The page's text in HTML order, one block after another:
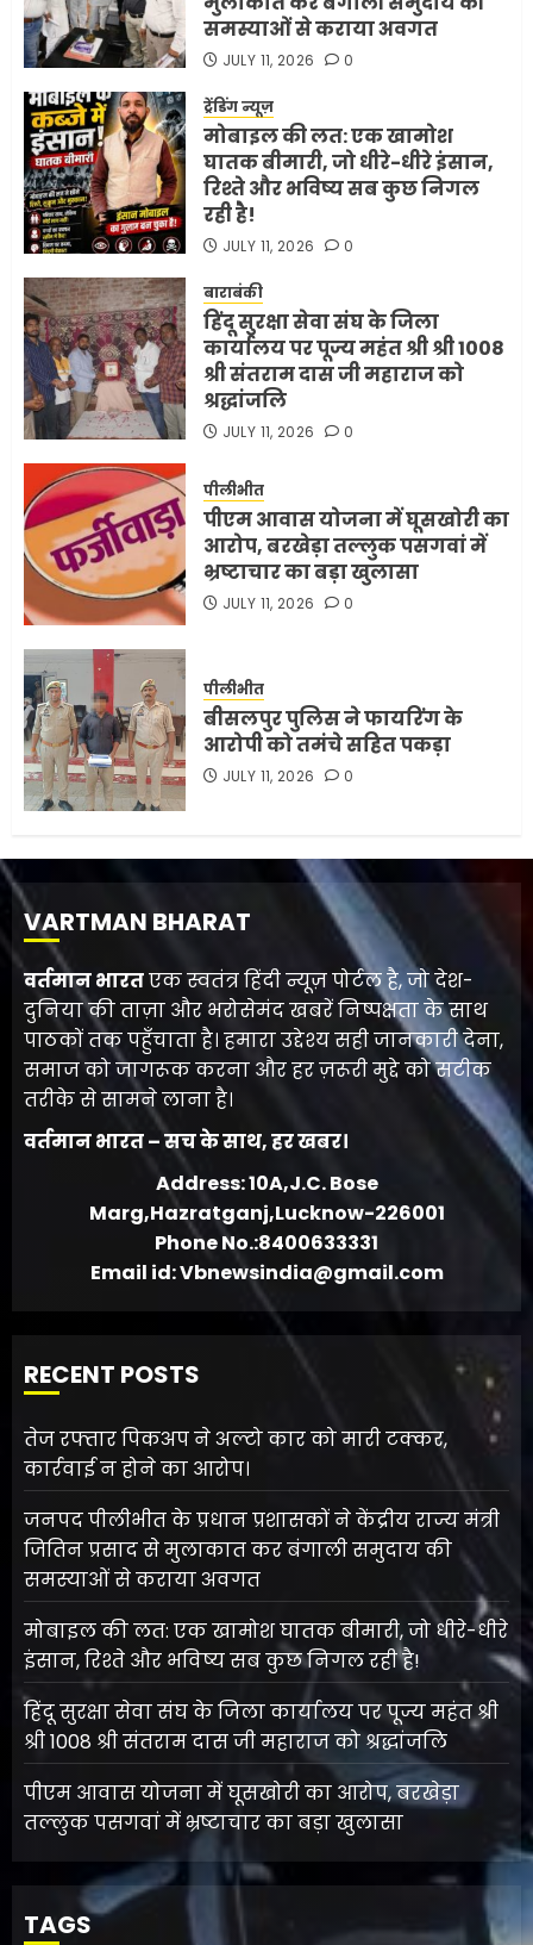
समस्याओं से कराया अवगत
JULY 11, 2026 0
ट्रेंडिंग न्यूज़
मोबाइल की लत: एक खामोश
घातक बीमारी, जो धीरे-धीरे इंसान,
रिश्ते और भविष्य सब कुछ निगल
रही है!
JULY 11, 2026 0
बाराबंकी
हिंदू सुरक्षा सेवा संघ के जिला
कार्यालय पर पूज्य महंत श्री श्री 1008
श्री संतराम दास जी महाराज को
श्रद्धांजलि
JULY 11, 2026 0
पीलीभीत
पीएम आवास योजना में घूसखोरी का
आरोप, बरखेड़ा तल्लुक पसगवां में
भ्रष्टाचार का बड़ा खुलासा
JULY 11, 2026 0
पीलीभीत
बीसलपुर पुलिस ने फायरिंग के
आरोपी को तमंचे सहित पकड़ा
JULY 11, 2026 0
VARTMAN BHARAT
वर्तमान भारतएक स्वतंत्र हिंदी न्यूज़ पोर्टल है, जो देश-
दुनिया की ताज़ा और भरोसेमंद खबरें निष्पक्षता के साथ
पाठकों तक पहुँचाता है। हमारा उद्देश्य सही जानकारी देना,
समाज को जागरूक करना और हर ज़रूरी मुद्दे को सटीक
तरीके से सामने लाना है।
वर्तमान भारत – सच के साथ, हर खबर।
Address: 10A,J.C. Bose
Marg,Hazratganj,Lucknow-226001
Phone No.:8400633331
Email id: Vbnewsindia@gmail.com
RECENT POSTS
तेज रफ्तार पिकअप ने अल्टो कार को मारी टक्कर,
कार्रवाई न होने का आरोप।
जनपद पीलीभीत के प्रधान प्रशासकों ने केंद्रीय राज्य मंत्री
जितिन प्रसाद से मुलाकात कर बंगाली समुदाय की
समस्याओं से कराया अवगत
मोबाइल की लत: एक खामोश घातक बीमारी, जो धीरे-धीरे
इंसान, रिश्ते और भविष्य सब कुछ निगल रही है!
हिंदू सुरक्षा सेवा संघ के जिला कार्यालय पर पूज्य महंत श्री
श्री 1008 श्री संतराम दास जी महाराज को श्रद्धांजलि
पीएम आवास योजना में घूसखोरी का आरोप, बरखेड़ा
तल्लुक पसगवां में भ्रष्टाचार का बड़ा खुलासा
TAGS